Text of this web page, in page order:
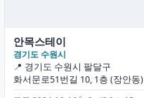
안목스테이
경기도 수원시
📍 경기도 수원시 팔달구
화서문로51번길 10, 1층 (장안동)